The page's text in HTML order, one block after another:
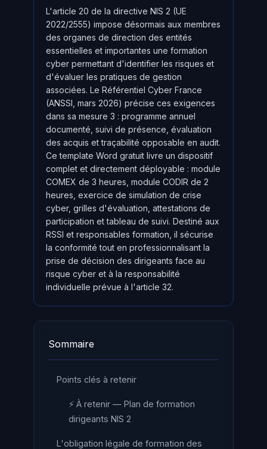
L'article 20 de la directive NIS 2 (UE
2022/2555) impose désormais aux membres
des organes de direction des entités
essentielles et importantes une formation
cyber permettant d'identifier les risques et
d'évaluer les pratiques de gestion
associées. Le Référentiel Cyber France
(ANSSI, mars 2026) précise ces exigences
dans sa mesure 3 : programme annuel
documenté, suivi de présence, évaluation
des acquis et traçabilité opposable en audit.
Ce template Word gratuit livre un dispositif
complet et directement déployable : module
COMEX de 3 heures, module CODIR de 2
heures, exercice de simulation de crise
cyber, grilles d'évaluation, attestations de
participation et tableau de suivi. Destiné aux
RSSI et responsables formation, il sécurise
la conformité tout en professionnalisant la
prise de décision des dirigeants face au
risque cyber et à la responsabilité
individuelle prévue à l'article 32.
Sommaire
Points clés à retenir
⚡ À retenir — Plan de formation
dirigeants NIS 2
L'obligation légale de formation des